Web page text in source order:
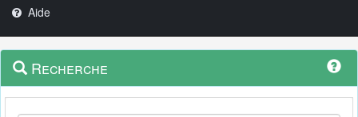
Aide
Navigation
outils
Menu
contextuel
Recherche